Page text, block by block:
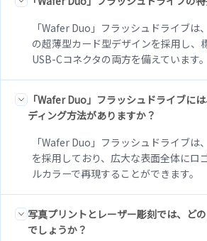
「Wafer Duo」フラッシュドライブ
の超薄型カード型デザインを採用し、
USB-Cコネクタの両方を備えています。
「Wafer Duo」フラッシュドライブに
ディング方法がありますか？
「Wafer Duo」フラッシュドライブは
を採用しており、広大な表面全体にロ
ルカラーで再現することができます。
写真プリントとレーザー彫刻では、ど
でしょうか？